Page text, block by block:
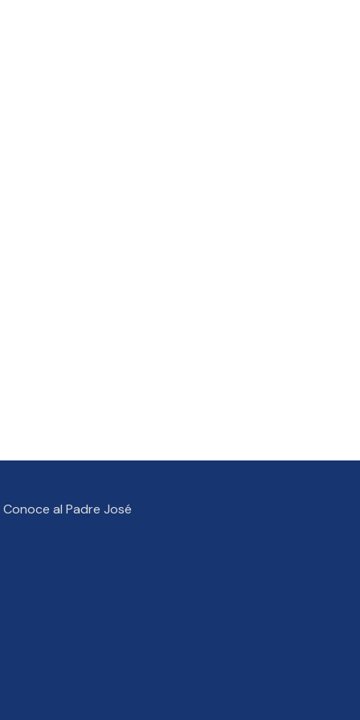
Conoce al Padre José